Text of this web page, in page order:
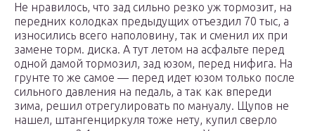
Не нравилось, что зад сильно резко уж тормозит, на
передних колодках предыдущих отъездил 70 тыс, а
износились всего наполовину, так и сменил их при
замене торм. диска. А тут летом на асфальте перед
одной дамой тормозил, зад юзом, перед нифига. На
грунте то же самое — перед идет юзом только после
сильного давления на педаль, а так как впереди
зима, решил отрегулировать по мануалу. Щупов не
нашел, штангенциркуля тоже нету, купил сверло